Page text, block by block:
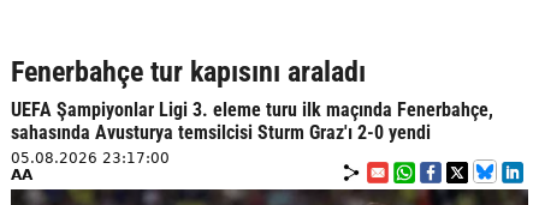
Fenerbahçe tur kapısını araladı
UEFA Şampiyonlar Ligi 3. eleme turu ilk maçında Fenerbahçe,
sahasında Avusturya temsilcisi Sturm Graz'ı 2-0 yendi
05.08.2026 23:17:00
AA